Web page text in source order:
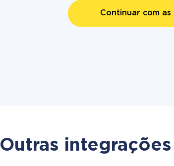
Continuar com
Outras